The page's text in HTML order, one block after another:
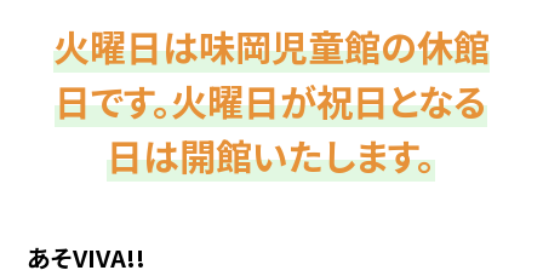
火曜日は味岡児童館の休館
日です。火曜日が祝日となる
日は開館いたします。
あそVIVA!!